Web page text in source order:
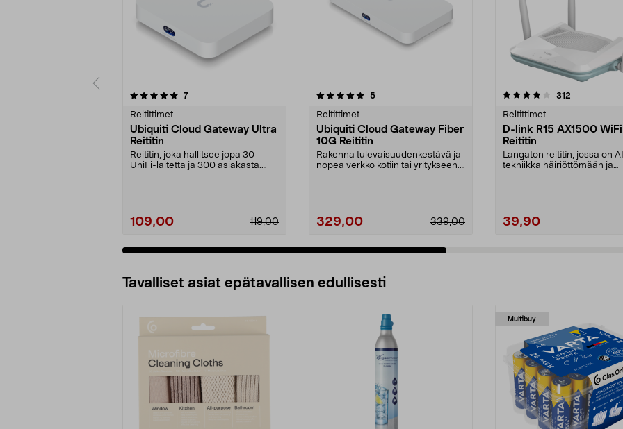
7arvostelut
Reitittimet
Ubiquiti Cloud Gateway Ultra
Reititin
Reititin, joka hallitsee jopa 30
UniFi-laitetta ja 300 asiakasta.
109,00 119,00
5.0 viidestä
5arvostelut
Reitittimet
Ubiquiti Cloud Gateway Fiber
10G Reititin
Rakenna tulevaisuudenkestävä ja
nopea verkko kotiin tai yritykseen.
329,00 339,00
4.0 viidestä
312
Reitittimet
D-link R15 AX1500
Reititin
Langaton reititin, jossa on
tekniikka häiriöttömään ja
39,90
5.0 viidestä
Tavalliset asiat epätavallisen edullisesti
Multibuy